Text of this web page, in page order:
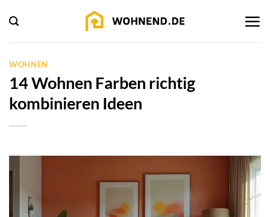
Inhalt
springen
WOHNEN
14 Wohnen Farben richtig
kombinieren Ideen